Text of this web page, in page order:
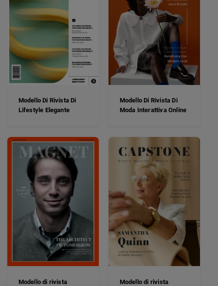
Modello Di Rivista Di
Lifestyle Elegante
Modello Di Rivista Di
Moda Interattiva Online
Modello di rivista
Modello di rivista